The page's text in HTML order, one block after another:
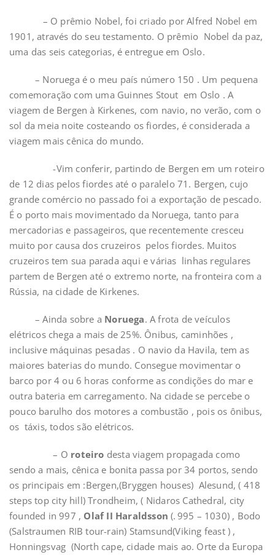
– O prêmio Nobel, foi criado por Alfred Nobel em
1901, através do seu testamento. O prêmio Nobel da paz,
uma das seis categorias, é entregue em Oslo.
– Noruega é o meu país número 150 . Um pequena
comemoração com uma Guinnes Stout em Oslo . A
viagem de Bergen à Kirkenes, com navio, no verão, com o
sol da meia noite costeando os fiordes, é considerada a
viagem mais cênica do mundo.
-Vim conferir, partindo de Bergen em um roteiro
de 12 dias pelos fiordes até o paralelo 71. Bergen, cujo
grande comércio no passado foi a exportação de pescado.
É o porto mais movimentado da Noruega, tanto para
mercadorias e passageiros, que recentemente cresceu
muito por causa dos cruzeiros pelos fiordes. Muitos
cruzeiros tem sua parada aqui e várias linhas regulares
partem de Bergen até o extremo norte, na fronteira com a
Rússia, na cidade de Kirkenes.
– Ainda sobre a Noruega. A frota de veículos
elétricos chega a mais de 25%. Ônibus, caminhões ,
inclusive máquinas pesadas . O navio da Havila, tem as
maiores baterias do mundo. Consegue movimentar o
barco por 4 ou 6 horas conforme as condições do mar e
outra bateria em carregamento. Na cidade se percebe o
pouco barulho dos motores a combustão , pois os ônibus,
os táxis, todos são elétricos.
– O roteiro desta viagem propagada como
sendo a mais, cênica e bonita passa por 34 portos, sendo
os principais em :Bergen,(Bryggen houses) Alesund, ( 418
steps top city hill) Trondheim, ( Nidaros Cathedral, city
founded in 997 , Olaf II Haraldsson (. 995 – 1030) , Bodo
(Salstraumen RIB tour-rain) Stamsund(Viking feast ) ,
Honningsvag (North cape, cidade mais ao. Orte da Europa